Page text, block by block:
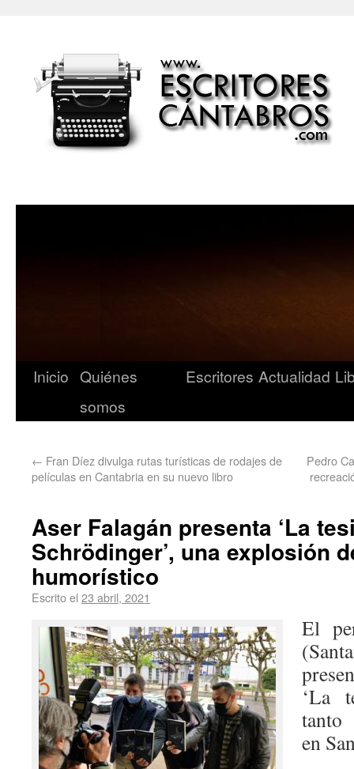
Inicio Quiénes
somos
Escritores Actualidad
← Fran Díez divulga rutas turísticas de rodajes de
películas en Cantabria en su nuevo libro
Pedro
Aser Falagán presenta ‘La
Schrödinger’, una explosión
humorístico
Escrito el 23 abril, 2021
El
‘La
tanto
en